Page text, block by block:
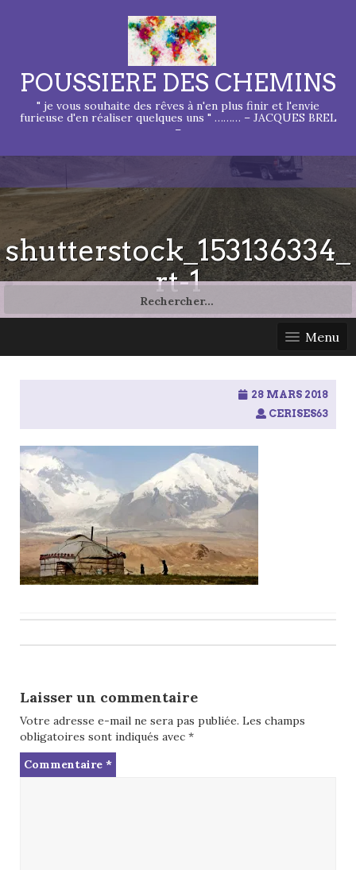
POUSSIERE DES CHEMINS
" je vous souhaite des rêves à n'en plus finir et l'envie
furieuse d'en réaliser quelques uns " ……… – JACQUES BREL
–
shutterstock_153136334_
rt-1
Menu
28 MARS 2018
CERISES63
navigation
Laisser un commentaire
Votre adresse e-mail ne sera pas publiée. Les champs
obligatoires sont indiqués avec *
Commentaire *